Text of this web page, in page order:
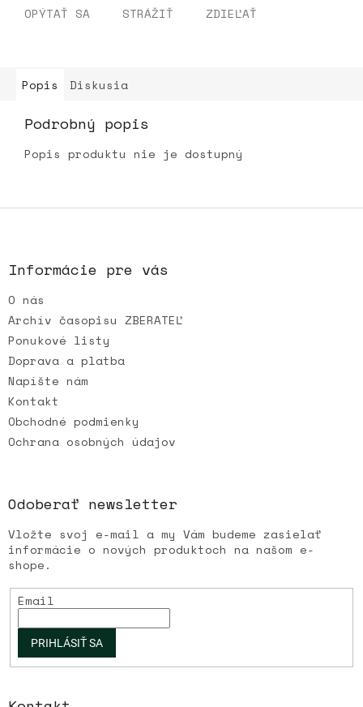
OPÝTAŤ SA STRÁŽIŤ ZDIEĽAŤ
Popis Diskusia
Podrobný popis
Popis produktu nie je dostupný
Z
i
e
Informácie pre vás
O nás
Archív časopisu ZBERATEĽ
Ponukové listy
Doprava a platba
Napíšte nám
Kontakt
Obchodné podmienky
Ochrana osobných údajov
Odoberať newsletter
Vložte svoj e-mail a my Vám budeme zasielať
informácie o nových produktoch na našom e-
shope.
Email
PRIHLÁSIŤ SA